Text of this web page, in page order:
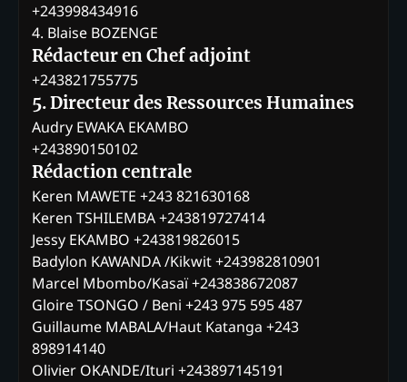
+243998434916
4. Blaise BOZENGE
Rédacteur en Chef adjoint
+243821755775
5. Directeur des Ressources Humaines
Audry EWAKA EKAMBO
+243890150102
Rédaction centrale
Keren MAWETE +243 821630168
Keren TSHILEMBA +243819727414
Jessy EKAMBO +243819826015
Badylon KAWANDA /Kikwit +243982810901
Marcel Mbombo/Kasaï +243838672087
Gloire TSONGO / Beni +243 975 595 487
Guillaume MABALA/Haut Katanga +243
898914140
Olivier OKANDE/Ituri +243897145191